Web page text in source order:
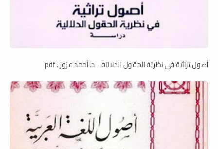
أصول تراثية في نظريّة الحقول الدلاليّة - د. أحمد عزوز ، pdf